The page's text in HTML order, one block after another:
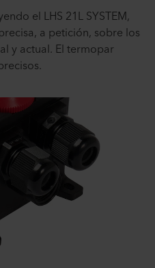
el LHS 21L SYSTEM,
a petición, sobre los
y actual. El termopar